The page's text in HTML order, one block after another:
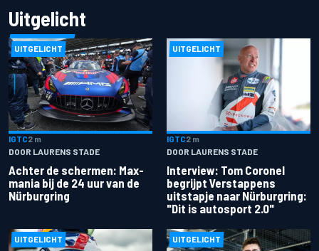
Uitgelicht
UITGELICHT
IGTC2 m
DOOR LAURENS STADE
Achter de schermen: Max-
mania bij de 24 uur van de
Nürburgring
UITGELICHT
IGTC2 m
DOOR LAURENS STADE
Interview: Tom Coronel
begrijpt Verstappens
uitstapje naar Nürburgring:
"Dit is autosport 2.0"
UITGELICHT UITGELICHT